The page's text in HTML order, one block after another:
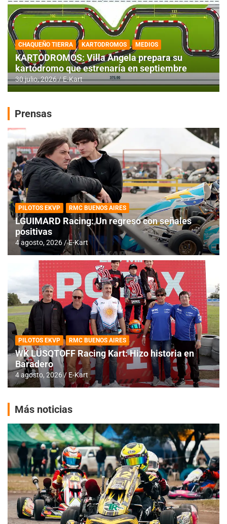
CHAQUEÑO TIERRA KARTODROMOS MEDIOS
KARTODROMOS: Villa Angela prepara su
kartódromo que estrenaría en septiembre
30 julio, 2026 E-Kart
Prensas
PILOTOS EKVP RMC BUENOS AIRES
LGUIMARD Racing: Un regreso con señales
positivas
4 agosto, 2026 E-Kart
PILOTOS EKVP RMC BUENOS AIRES
WK LÜSQTOFF Racing Kart: Hizo historia en
Baradero
4 agosto, 2026 E-Kart
Más noticias